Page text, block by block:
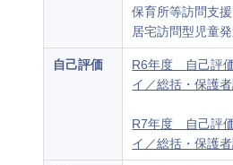
保育所等訪問支援
居宅訪問型児童
自己評価
R6年度 自己評
イ／総括・保護
R7年度 自己評
イ／総括・保護